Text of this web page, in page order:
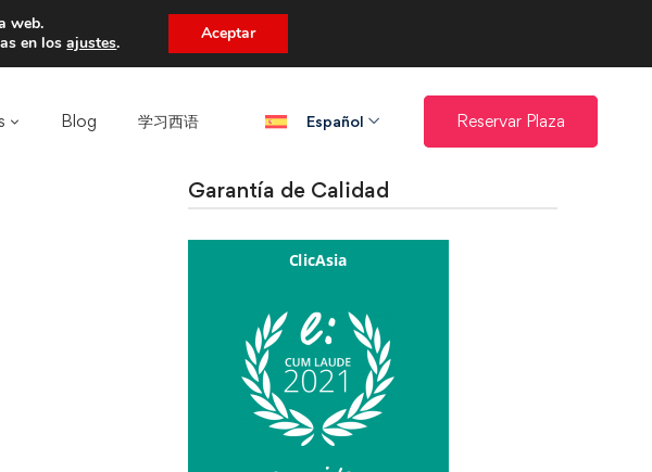
75€ de descuento.
Blog 学习西语​ Español Reservar Plaza
Garantía de Calidad
web.
en losajustes. Aceptar